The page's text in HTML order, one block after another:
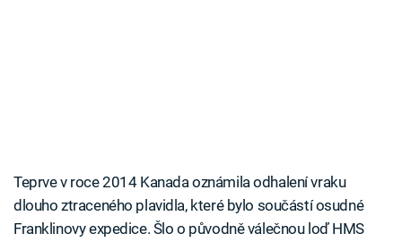
Teprve v roce 2014 Kanada oznámila odhalení vraku
dlouho ztraceného plavidla, které bylo součástí osudné
Franklinovy expedice. Šlo o původně válečnou loď HMS